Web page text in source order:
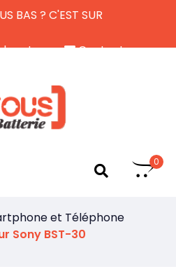
BAS ? C'EST SUR
retour
Contactez-nous
0
et Téléphone
Sony BST-30